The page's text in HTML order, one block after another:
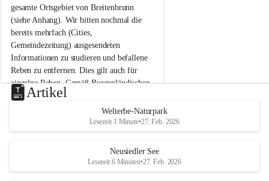
u
n
n
a
m
N
e
u
s
d
S
gesamte Ortsgebiet von Breitenbrunn
(siehe Anhang). Wir bitten nochmal die
bereits mehrfach (Cities,
Gemeindezeitung) ausgesendeten
Informationen zu studieren und befallene
Reben zu entfernen. Dies gilt auch für
einzelne Reben. Gemäß Burgenländischen
Weinbaugesetz sind nicht gepflegte oder
unzulässige Weingärten zu roden! Bitte
helfen wir zusammen um unsere Winzer
vor den prognostizierten Ernteausfällen
und den daraus folgenden wirtschaftlichen
u
e
d
r
S
Artikel
Welterbe-Naturpark
Lesezeit 1 Minute•27. Feb. 2026
Neusiedler See
Lesezeit 6 Minuten•27. Feb. 2026